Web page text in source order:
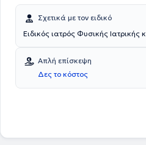
Σχετικά με τον ειδικό
Ειδικός ιατρός Φυσικής
Απλή επίσκεψη
Δες το κόστος